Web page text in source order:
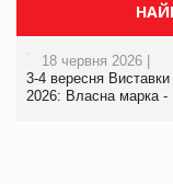
18 червня 2026 |
3-4 вересня
2026: Власна марка -